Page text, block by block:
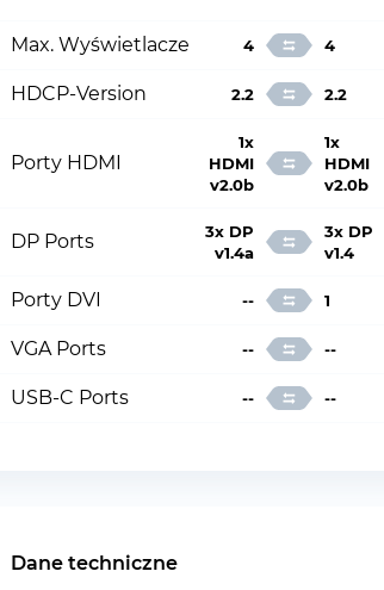
Max. Wyświetlacze 4 4
HDCP-Version 2.2 2.2
Porty HDMI
1x
HDMI
v2.0b
1x
HDMI
v2.0b
DP Ports
3x DP
v1.4a
3x DP
v1.4
Porty DVI -- 1
VGA Ports -- --
USB-C Ports -- --
Dane techniczne